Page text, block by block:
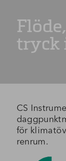
tryck
CS
för
renrum.